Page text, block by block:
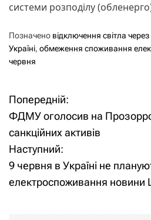
системи розподілу
Позначено відключення світла
Україні, обмеження споживання
червня
Н
а
в
і
Попередній:
ФДМУ оголосив на
санкційних активів
Наступний:
9 червня в Україні не
електроспоживання новини